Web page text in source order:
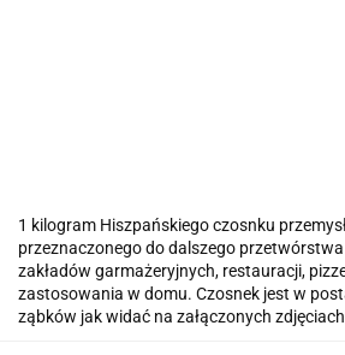
1 kilogram Hiszpańskiego czosnku
przeznaczonego do dalszego
zakładów garmażeryjnych, restauracji,
zastosowania w domu. Czosnek jest w
ząbków jak widać na załączonych